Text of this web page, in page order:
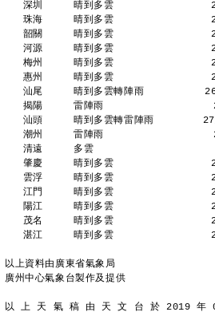
深圳     晴到多雲
珠海     晴到多雲
韶關     晴到多雲
河源     晴到多雲
梅州     晴到多雲
惠州     晴到多雲
汕尾     晴到多雲轉陣雨
揭陽     雷陣雨
汕頭     晴到多雲轉雷陣雨
潮州     雷陣雨
清遠     多雲
肇慶     晴到多雲
雲浮     晴到多雲
江門     晴到多雲
陽江     晴到多雲
茂名     晴到多雲
湛江     晴到多雲
以上資料由廣東省氣象局
廣州中心氣象台製作及提供
以 上 天 氣 稿 由 天 文 台 於 2019 年